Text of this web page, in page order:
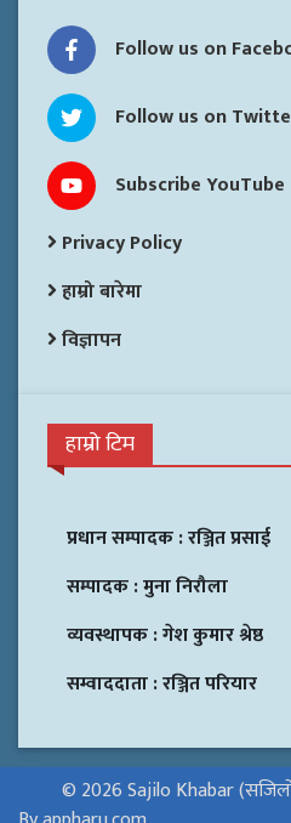
Follow us on
Follow us on
Subscribe
Privacy Policy
हाम्रो बारेमा
विज्ञापन
हाम्रो टिम
प्रधान सम्पादक :रञ्जित प्रसाई
सम्पादक :मुना निरौला
व्यवस्थापक :गेश कुमार श्रेष्ठ
सम्वाददाता :रञ्जित परियार
© 2026 Sajilo Khabar (सजिलो